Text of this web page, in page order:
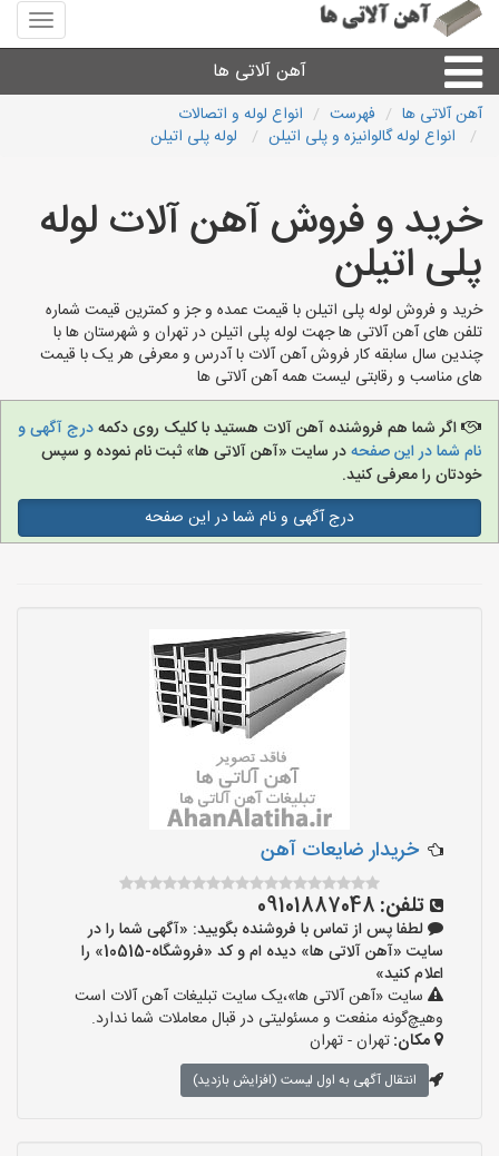
منوی
سایت
آلاتی
آهن آلاتی ها
میلگرد نبشی،مفتول
ورق
سایر آهن آلات
آهن آلاتی های شهرها
آهن آلاتی ها فهرست
انواع لوله و اتصالات
انواع لوله گالوانیزه و پلی اتیلن
لوله پلی اتیلن
خرید و فروش آهن آلات لوله
پلی اتیلن
خرید و فروش لوله پلی اتیلن با قیمت عمده و جز و کمترین قیمت شماره
تلفن های آهن آلاتی ها جهت لوله پلی اتیلن در تهران و شهرستان ها با
چندین سال سابقه کار فروش آهن آلات با آدرس و معرفی هر یک با قیمت
های مناسب و رقابتی لیست همه آهن آلاتی ها
اگر شما هم فروشنده آهن آلات هستید با کلیک روی دکمهدرج آگهی و
نام شما در این صفحهدر سایت «آهن آلاتی ها» ثبت نام نموده و سپس
خودتان را معرفی کنید.
درج آگهی و نام شما در این صفحه
خریدار ضایعات آهن
تلفن: 09101887048
لطفا پس از تماس با فروشنده بگویید: «آگهی شما را در
سایت «آهن آلاتی ها» دیده ام و کد «فروشگاه-10515» را
اعلام کنید»
سایت «آهن آلاتی ها»،یک سایت تبلیغات آهن آلات است
وهیچ‌گونه منفعت و مسئولیتی در قبال معاملات شما ندارد.
مکان:تهران - تهران
انتقال آگهی به اول لیست (افزایش بازدید)